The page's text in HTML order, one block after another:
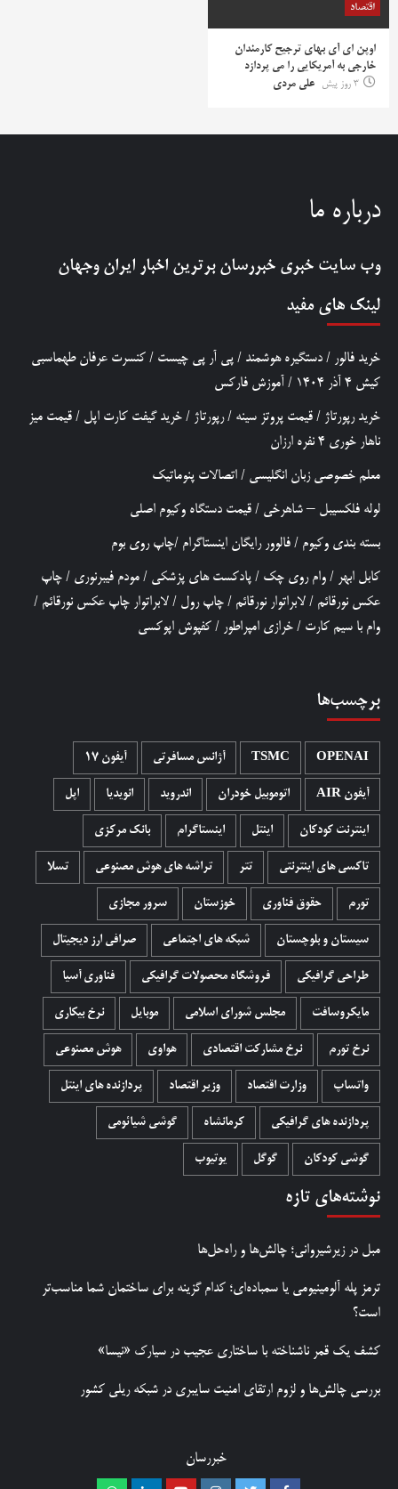
اقتصاد
اوپن ای آی بهای ترجیح کارمندان
خارجی به آمریکایی را می پردازد
3 روز پیش
علی مردی
درباره ما
وب سایت خبری خبررسان برترین اخبار ایران وجهان
لینک های مفید
خرید فالور / دستگیره هوشمند / پی آر پی چیست / کنسرت عرفان طهماسبی
کیش 4 آذر 1404
/ آموزش فارکس
خرید رپورتاژ / قیمت پروتز سینه /رپورتاژ / خرید گیفت کارت اپل / قیمت میز
ناهار خوری 4 نفره ارزان
معلم خصوصی زبان انگلیسی / اتصالات پنوماتیک
لوله فلکسیبل – شاهرخی / قیمت دستگاه وکیوم اصلی
بسته بندی وکیوم / فالوور رایگان اینستاگرام /چاپ روی بوم
کابل ابهر / وام روی چک / پادکست های پزشکی / مودم فیبرنوری / چاپ
عکس نورقائم / لابراتوار نورقائم / چاپ رول / لابراتوار چاپ عکس نورقائم /
وام با سیم کارت / خرازی امپراطور / کفپوش اپوکسی
برچسب‌ها
OPENAI
TSMC آژانس مسافرتی آیفون 17
آیفون AIR اتوموبیل خودران اندروید انویدیا اپل
اینترنت کودکان اینتل اینستاگرام بانک مرکزی
تاکسی های اینترنتی تتر تراشه های هوش مصنوعی تسلا
تورم حقوق فناوری خوزستان سرور مجازی
سیستان و بلوچستان شبکه های اجتماعی صرافی ارز دیجیتال
طراحی گرافیکی فروشگاه محصولات گرافيکی فناوری آسیا
مایکروسافت مجلس شورای اسلامی موبایل نرخ بیکاری
نرخ تورم نرخ مشارکت اقتصادی هواوی هوش مصنوعی
واتساپ وزارت اقتصاد وزیر اقتصاد پردازنده های اینتل
پردازنده های گرافیکی کرمانشاه گوشی شیائومی
گوشی کودکان گوگل یوتیوب
نوشته‌های تازه
مبل در زیرشیروانی؛ چالش‌ها و راه‌حل‌ها
ترمز پله آلومینیومی یا سمباده‌ای؛ کدام گزینه برای ساختمان شما مناسب‌تر
است؟
کشف یک قمر ناشناخته با ساختاری عجیب در سیارک «نیسا»
بررسی چالش‌ها و لزوم ارتقای امنیت سایبری در شبکه ریلی کشور
خبررسان